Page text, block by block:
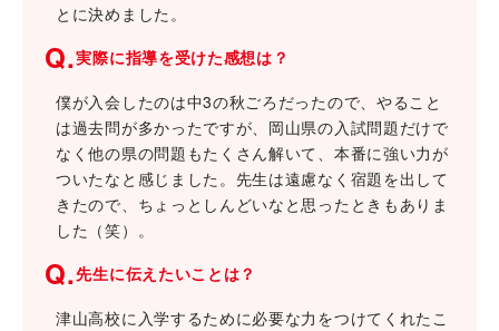
とに決めました。
Q.実際に指導を受けた感想は？
僕が入会したのは中3の秋ごろだったので、やること
は過去問が多かったですが、岡山県の入試問題だけで
なく他の県の問題もたくさん解いて、本番に強い力が
ついたなと感じました。先生は遠慮なく宿題を出して
きたので、ちょっとしんどいなと思ったときもありま
した（笑）。
Q.先生に伝えたいことは？
津山高校に入学するために必要な力をつけてくれたこ